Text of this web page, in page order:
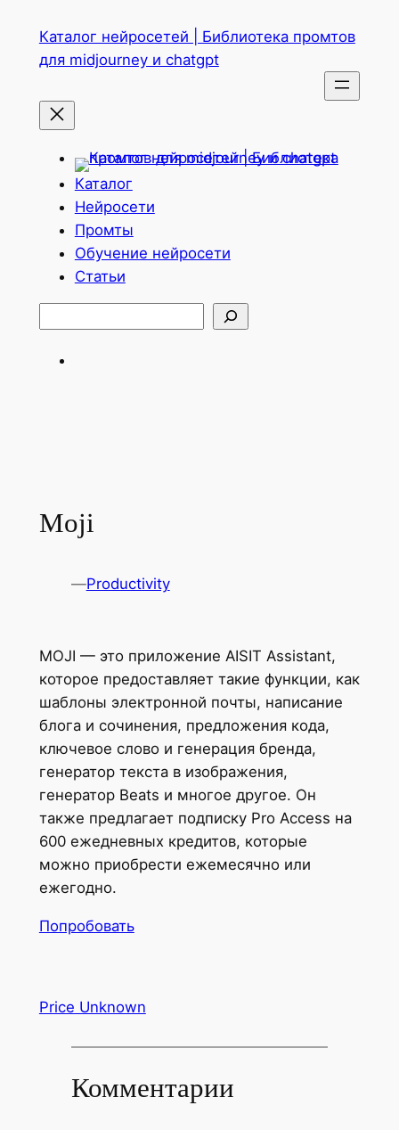
содержимому
Каталог нейросетей | Библиотека промтов
для midjourney и chatgpt
Каталог
Нейросети
Промты
Обучение нейросети
Статьи
Moji
—Productivity
MOJI — это приложение AISIT Assistant,
которое предоставляет такие функции, как
шаблоны электронной почты, написание
блога и сочинения, предложения кода,
ключевое слово и генерация бренда,
генератор текста в изображения,
генератор Beats и многое другое. Он
также предлагает подписку Pro Access на
600 ежедневных кредитов, которые
можно приобрести ежемесячно или
ежегодно.
Попробовать
Price Unknown
Комментарии